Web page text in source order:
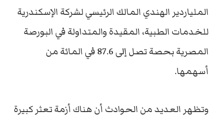
الملياردير الهندي المالك الرئيسي لشركة الإسكندرية
للخدمات الطبية، المقيدة والمتداولة في البورصة
المصرية بحصة تصل إلى 87.6 في المائة من
أسهمها.
وتظهر العديد من الحوادث أن هناك أزمة تعثر كبيرة